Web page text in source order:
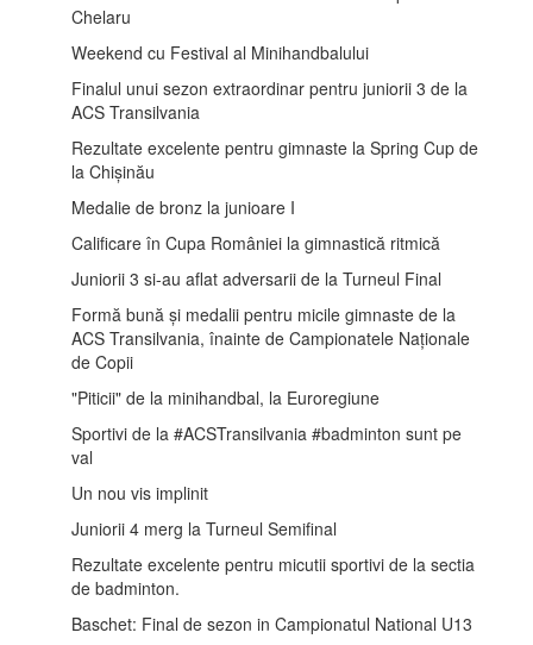
Chelaru
Weekend cu Festival al Minihandbalului
Finalul unui sezon extraordinar pentru juniorii 3 de la
ACS Transilvania
Rezultate excelente pentru gimnaste la Spring Cup de
la Chișinău
Medalie de bronz la junioare I
Calificare în Cupa României la gimnastică ritmică
Juniorii 3 si-au aflat adversarii de la Turneul Final
Formă bună și medalii pentru micile gimnaste de la
ACS Transilvania, înainte de Campionatele Naționale
de Copii
"Piticii" de la minihandbal, la Euroregiune
Sportivi de la #ACSTransilvania #badminton sunt pe
val
Un nou vis implinit
Juniorii 4 merg la Turneul Semifinal
Rezultate excelente pentru micutii sportivi de la sectia
de badminton.
Baschet: Final de sezon in Campionatul National U13